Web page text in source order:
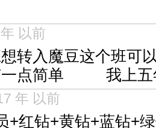
以前
转入魔豆这个班可
一点简单 我上五
年 以前
+红钻+黄钻+蓝钻+